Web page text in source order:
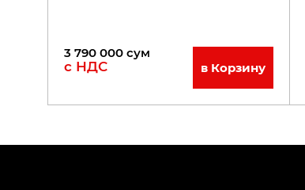
3 790 000 сум
с НДС в Корзину